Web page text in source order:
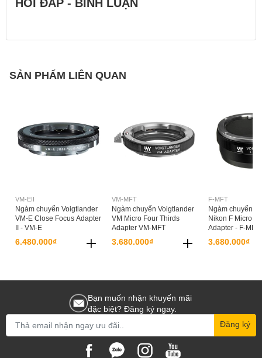
SẢN PHẨM LIÊN QUAN
VM-EII
Ngàm chuyển Voigtlander
VM-E Close Focus Adapter
II - VM-E
6.480.000₫
VM-MFT
Ngàm chuyển Voigtlander
VM Micro Four Thirds
Adapter VM-MFT
3.680.000₫
F-MFT
Ngàm chuyển
Nikon F Micro
Adapter - F-MFT
3.680.000₫
Bạn muốn nhận khuyến mãi
đặc biệt? Đăng ký ngay.
Đăng ký